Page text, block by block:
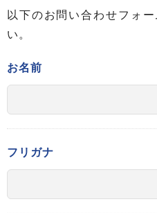
以下のお問い合わせフォ
い。
お名前
フリガナ